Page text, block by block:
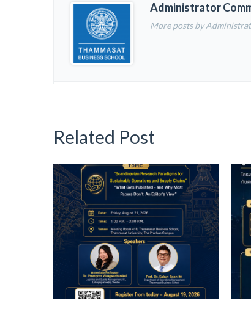
Administrator
More posts by
Related Post